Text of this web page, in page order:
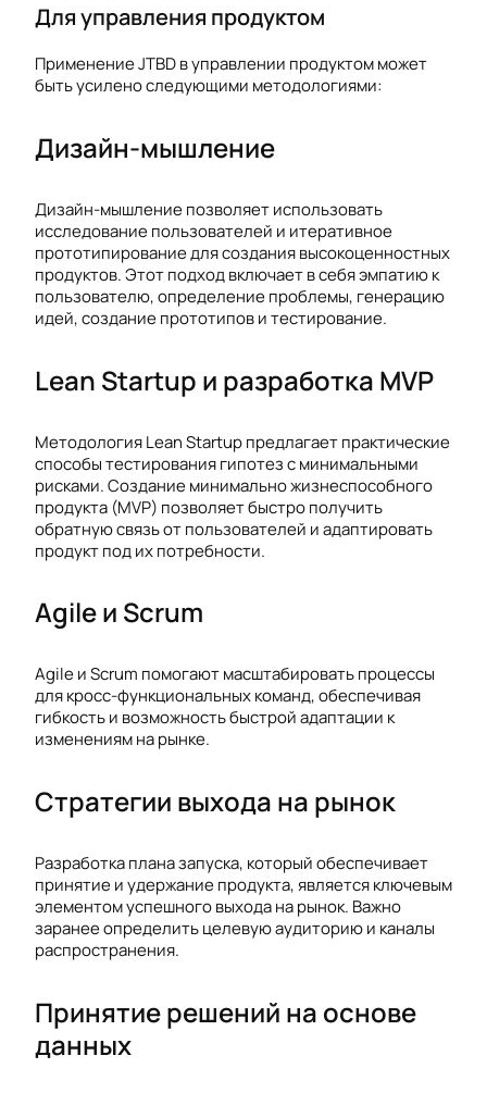
Для управления продуктом
Применение JTBD в управлении продуктом может
быть усилено следующими методологиями:
Дизайн-мышление
Дизайн-мышление позволяет использовать
исследование пользователей и итеративное
прототипирование для создания высокоценностных
продуктов. Этот подход включает в себя эмпатию к
пользователю, определение проблемы, генерацию
идей, создание прототипов и тестирование.
Lean Startup и разработка MVP
Методология Lean Startup предлагает практические
способы тестирования гипотез с минимальными
рисками. Создание минимально жизнеспособного
продукта (MVP) позволяет быстро получить
обратную связь от пользователей и адаптировать
продукт под их потребности.
Agile и Scrum
Agile и Scrum помогают масштабировать процессы
для кросс-функциональных команд, обеспечивая
гибкость и возможность быстрой адаптации к
изменениям на рынке.
Стратегии выхода на рынок
Разработка плана запуска, который обеспечивает
принятие и удержание продукта, является ключевым
элементом успешного выхода на рынок. Важно
заранее определить целевую аудиторию и каналы
распространения.
Принятие решений на основе
данных